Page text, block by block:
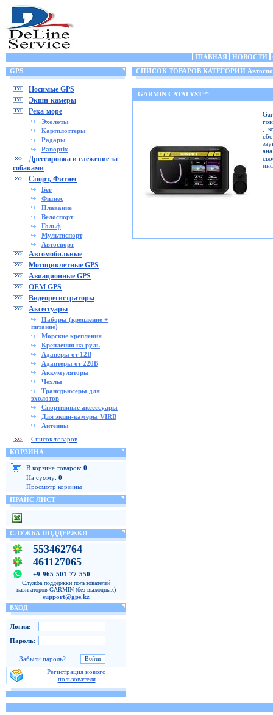
ГЛАВНАЯ НОВОСТИ
GPS
Носимые GPS
Экшн-камеры
Река-море
Эхолоты
Картплоттеры
Радары
Panoptix
Дрессировка и слежение за
собаками
Спорт, Фитнес
Бег
Фитнес
Плавание
Велоспорт
Гольф
Мультиспорт
Автоспорт
Автомобильные
Мотоциклетные GPS
Авиационные GPS
OEM GPS
Видеорегистраторы
Аксессуары
Наборы (крепление +
питание)
Морские крепления
Крепления на руль
Адаперы от 12В
Адаптеры от 220В
Аккумуляторы
Чехлы
Трансдьюсеры для
эхолотов
Спортивные аксессуары
Для экшн-камеры VIRB
Антенны
Список товаров
КОРЗИНА
В корзине товаров: 0
На сумму: 0
Просмотр корзины
ПРАЙС ЛИСТ
СЛУЖБА ПОДДЕРЖКИ
553462764
461127065
+9-965-501-77-550
Служба поддержки пользователей
навигаторов GARMIN (без выходных)
support@gps.kz
ВХОД
Логин:
Пароль:
Забыли пароль?
Регистрация нового
пользователя
СПИСОК ТОВАРОВ КАТЕГОРИИ
GARMIN CATALYST™
,